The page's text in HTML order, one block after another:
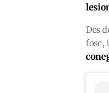
Des
fosc,